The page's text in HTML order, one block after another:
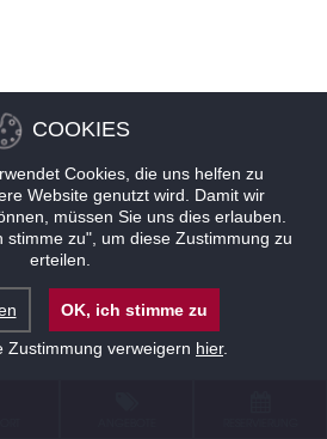
COOKIES
Cookies, die uns helfen zu
Website genutzt wird. Damit wir
müssen Sie uns dies erlauben.
stimme zu", um diese Zustimmung zu
erteilen.
OK, ich stimme zu
Zustimmung verweigern hier.